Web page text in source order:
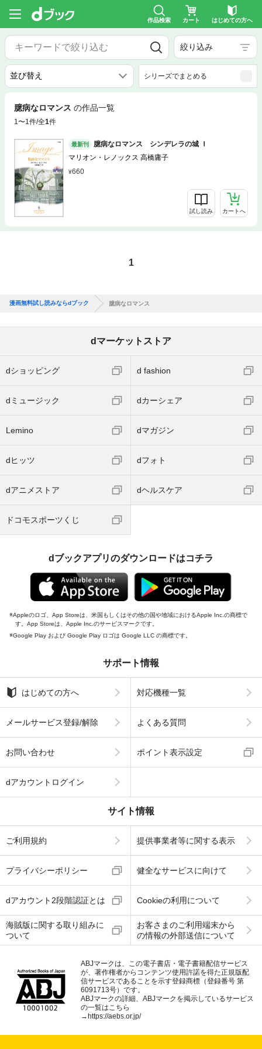
作品検索 カート はじめての方へ
絞り込み
シリーズでまとめる
臆病なロマンス の作品一覧
1〜1件/全1件
最新刊
臆病なロマンス シンデレラの城 Ｉ
マリオン・レノックス 高橋庸子
660
試し読み カートへ
1
漫画無料試し読みならdブック 臆病なロマンス
dマーケットストア
dショッピング d fashion
dミュージック dカーシェア
Lemino dマガジン
dヒッツ dフォト
dアニメストア dヘルスケア
ドコモスポーツくじ
dブックアプリのダウンロードはコチラ
Appleのロゴ、App Storeは、米国もしくはその他の国や地域におけるApple Inc.の商標で
す。App Storeは、Apple Inc.のサービスマークです。
Google Play および Google Play ロゴは Google LLC の商標です。
サポート情報
はじめての方へ 対応機種一覧
メールサービス登録/解除 よくある質問
お問い合わせ ポイント表示設定
dアカウントログイン
サイト情報
ご利用規約 提供事業者等に関する表示
プライバシーポリシー 健全なサービスに向けて
dアカウント2段階認証とは Cookieの利用について
海賊版に関する取り組みに
ついて
お客さまのご利用端末から
の情報の外部送信について
ABJマークは、この電子書店・電子書籍配信サービス
が、著作権者からコンテンツ使用許諾を得た正規版配
信サービスであることを示す登録商標（登録番号 第
6091713号）です。
ABJマークの詳細、ABJマークを掲示しているサービス
の一覧はこちら
→ https://aebs.or.jp/